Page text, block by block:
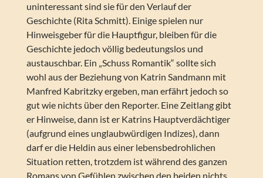
uninteressant sind sie für den Verlauf der
Geschichte (Rita Schmitt). Einige spielen nur
Hinweisgeber für die Hauptfigur, bleiben für die
Geschichte jedoch völlig bedeutungslos und
austauschbar. Ein „Schuss Romantik“ sollte sich
wohl aus der Beziehung von Katrin Sandmann mit
Manfred Kabritzky ergeben, man erfährt jedoch so
gut wie nichts über den Reporter. Eine Zeitlang gibt
er Hinweise, dann ist er Katrins Hauptverdächtiger
(aufgrund eines unglaubwürdigen Indizes), dann
darf er die Heldin aus einer lebensbedrohlichen
Situation retten, trotzdem ist während des ganzen
Romans von Gefühlen zwischen den beiden nichts